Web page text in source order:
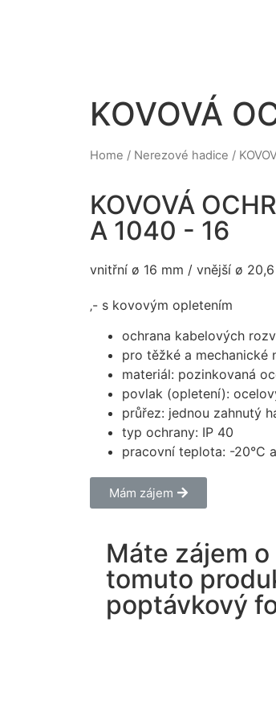
KOVOVÁ
Home / Nerezové hadice /
KOVOVÁ
A 1040 - 16
vnitřní ø 16 mm / vnější ø
‚- s kovovým opletením
ochrana kabelových
pro těžké a mechanické
materiál: pozinkovaná
povlak (opletení):
průřez: jednou zahnutý
typ ochrany: IP 40
pracovní teplota: -20°C
Mám zájem
Máte zájem
tomuto
poptávkový